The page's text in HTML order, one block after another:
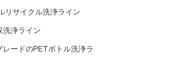
リサイクル洗浄ライン
洗浄ライン
レードのPETボトル洗浄ラ